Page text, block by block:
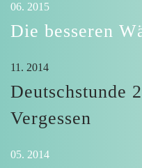
06. 2015
Die besseren
11. 2014
Deutschstunde
Vergessen
05. 2014